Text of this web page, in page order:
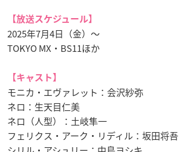
【放送スケジュール】
2025年7月4日（金）～
TOKYO MX・BS11ほか
【キャスト】
モニカ・エヴァレット：会沢紗弥
ネロ：生天目仁美
ネロ（人型）：土岐隼一
フェリクス・アーク・リディル：坂田将吾